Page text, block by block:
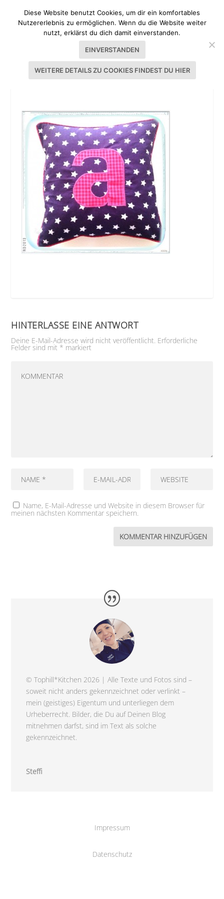
TUTORIAL KISSENHÜLLE MIT PASPEL
HINTERLASSE EINE ANTWORT
Deine E-Mail-Adresse wird nicht veröffentlicht. Erforderliche
Felder sind mit * markiert
Name, E-Mail-Adresse und Website in diesem Browser für
meinen nächsten Kommentar speichern.
© Tophill*Kitchen 2026 | Alle Texte und Fotos sind –
soweit nicht anders gekennzeichnet oder verlinkt –
mein (geistiges) Eigentum und unterliegen dem
Urheberrecht. Bilder, die Du auf Deinen Blog
mitnehmen darfst, sind im Text als solche
gekennzeichnet.
Steffi
Impressum
Datenschutz
Diese Website benutzt Cookies, um dir ein komfortables
Nutzererlebnis zu ermöglichen. Wenn du die Website weiter
nutzt, erklärst du dich damit einverstanden.
EINVERSTANDEN
WEITERE DETAILS ZU COOKIES FINDEST DU HIER